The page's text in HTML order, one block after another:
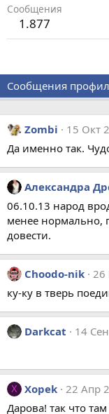
Сообщения
1.877
Сообщения
Zombi
15 Окт
Да именно так.
Александра
06.10.13 народ
менее нормально,
довести.
Choodo-nik 26
ку-ку в тверь
Darkcat 14
X Xopek 22 Апр
Дарова! так что